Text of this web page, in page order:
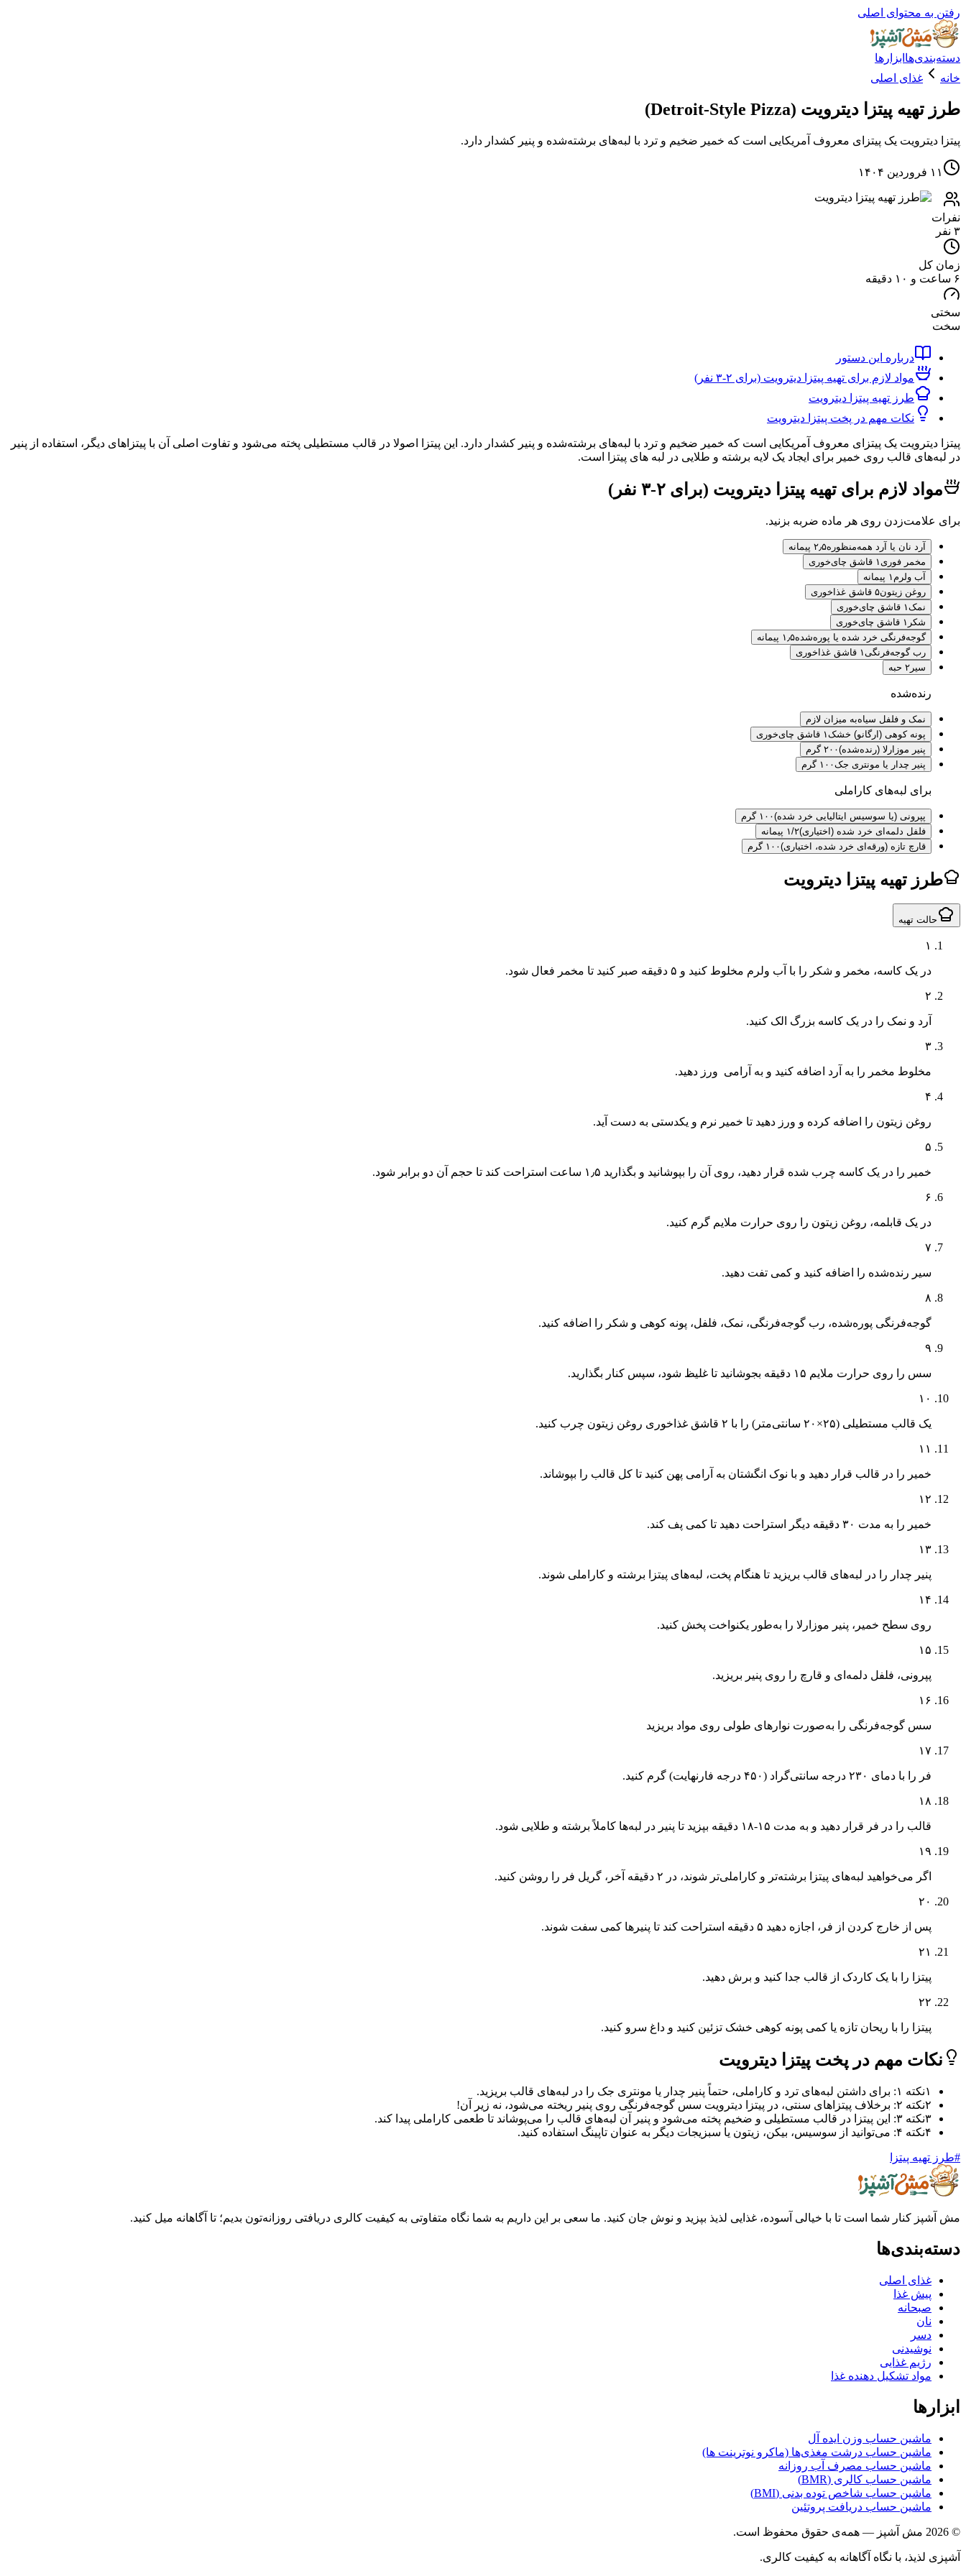
رفتن به محتوای اصلی
دسته‌بندی‌ها ابزارها
خانه
غذای اصلی
طرز تهیه پیتزا دیترویت (Detroit-Style Pizza)
پیتزا دیترویت یک پیتزای معروف آمریکایی است که خمیر ضخیم و ترد با لبه‌های برشته‌شده و پنیر کشدار دارد.
۱۱ فروردین ۱۴۰۴
نفرات
۳ نفر
زمان کل
۶ ساعت و ۱۰ دقیقه
سختی
سخت
درباره این دستور
مواد لازم برای تهیه پیتزا دیترویت (برای ۲-۳ نفر)
طرز تهیه پیتزا دیترویت
نکات مهم در پخت پیتزا دیترویت
پیتزا دیترویت یک پیتزای معروف آمریکایی است که خمیر ضخیم و ترد با لبه‌های برشته‌شده و پنیر کشدار دارد. این پیتزا اصولا در قالب مستطیلی پخته می‌شود و تفاوت اصلی آن با پیتزاهای دیگر، استفاده از پنیر
در لبه‌های قالب روی خمیر برای ایجاد یک لایه برشته و طلایی در لبه های پیتزا است.
مواد لازم برای تهیه پیتزا دیترویت (برای ۲-۳ نفر)
برای علامت‌زدن روی هر ماده ضربه بزنید.
آرد نان یا آرد همه‌منظوره۲٫۵ پیمانه
مخمر فوری ۱ قاشق چای‌خوری
آب ولرم ۱ پیمانه
روغن زیتون۵ قاشق غذاخوری
نمک۱ قاشق چای‌خوری
شکر ۱ قاشق چای‌خوری
گوجه‌فرنگی خرد شده یا پوره‌شده۱٫۵ پیمانه
رب گوجه‌فرنگی ۱ قاشق غذاخوری
سیر ۲ حبه
رنده‌شده
نمک و فلفل سیاهبه میزان لازم
پونه کوهی (ارگانو) خشک۱ قاشق چای‌خوری
پنیر موزارلا (رنده‌شده)۲۰۰ گرم
پنیر چدار یا مونتری جک۱۰۰ گرم
برای لبه‌های کاراملی
پپرونی (یا سوسیس ایتالیایی خرد شده)۱۰۰ گرم
فلفل دلمه‌ای خرد شده (اختیاری)۱/۲ پیمانه
قارچ تازه (ورقه‌ای خرد شده، اختیاری)۱۰۰ گرم
طرز تهیه پیتزا دیترویت
حالت تهیه
۱
در یک کاسه، مخمر و شکر را با آب ولرم مخلوط کنید و ۵ دقیقه صبر کنید تا مخمر فعال شود.
۲
آرد و نمک را در یک کاسه بزرگ الک کنید.
۳
مخلوط مخمر را به آرد اضافه کنید و به آرامی ورز دهید.
۴
روغن زیتون را اضافه کرده و ورز دهید تا خمیر نرم و یکدستی به دست آید.
۵
خمیر را در یک کاسه چرب شده قرار دهید، روی آن را بپوشانید و بگذارید ۱٫۵ ساعت استراحت کند تا حجم آن دو برابر شود.
۶
در یک قابلمه، روغن زیتون را روی حرارت ملایم گرم کنید.
۷
سیر رنده‌شده را اضافه کنید و کمی تفت دهید.
۸
گوجه‌فرنگی پوره‌شده، رب گوجه‌فرنگی، نمک، فلفل، پونه کوهی و شکر را اضافه کنید.
۹
سس را روی حرارت ملایم ۱۵ دقیقه بجوشانید تا غلیظ شود، سپس کنار بگذارید.
۱۰
یک قالب مستطیلی (۲۵×۲۰ سانتی‌متر) را با ۲ قاشق غذاخوری روغن زیتون چرب کنید.
۱۱
خمیر را در قالب قرار دهید و با نوک انگشتان به آرامی پهن کنید تا کل قالب را بپوشاند.
۱۲
خمیر را به مدت ۳۰ دقیقه دیگر استراحت دهید تا کمی پف کند.
۱۳
پنیر چدار را در لبه‌های قالب بریزید تا هنگام پخت، لبه‌های پیتزا برشته و کاراملی شوند.
۱۴
روی سطح خمیر، پنیر موزارلا را به‌طور یکنواخت پخش کنید.
۱۵
پپرونی، فلفل دلمه‌ای و قارچ را روی پنیر بریزید.
۱۶
سس گوجه‌فرنگی را به‌صورت نوارهای طولی روی مواد بریزید
۱۷
فر را با دمای ۲۳۰ درجه سانتی‌گراد (۴۵۰ درجه فارنهایت) گرم کنید.
۱۸
قالب را در فر قرار دهید و به مدت ۱۵-۱۸ دقیقه بپزید تا پنیر در لبه‌ها کاملاً برشته و طلایی شود.
۱۹
اگر می‌خواهید لبه‌های پیتزا برشته‌تر و کاراملی‌تر شوند، در ۲ دقیقه آخر، گریل فر را روشن کنید.
۲۰
پس از خارج کردن از فر، اجازه دهید ۵ دقیقه استراحت کند تا پنیرها کمی سفت شوند.
۲۱
پیتزا را با یک کاردک از قالب جدا کنید و برش دهید.
۲۲
پیتزا را با ریحان تازه یا کمی پونه کوهی خشک تزئین کنید و داغ سرو کنید.
نکات مهم در پخت پیتزا دیترویت
۱نکته ۱: برای داشتن لبه‌های ترد و کاراملی، حتماً پنیر چدار یا مونتری جک را در لبه‌های قالب بریزید.
۲نکته ۲: برخلاف پیتزاهای سنتی، در پیتزا دیترویت سس گوجه‌فرنگی روی پنیر ریخته می‌شود، نه زیر آن!
۳نکته ۳: این پیتزا در قالب مستطیلی و ضخیم پخته می‌شود و پنیر آن لبه‌های قالب را می‌پوشاند تا طعمی کاراملی پیدا کند.
۴نکته ۴: می‌توانید از سوسیس، بیکن، زیتون یا سبزیجات دیگر به عنوان تاپینگ استفاده کنید.
#طرز تهیه پیتزا
مش آشپز کنار شما است تا با خیالی آسوده، غذایی لذیذ بپزید و نوش جان کنید. ما سعی بر این داریم به شما نگاه متفاوتی به کیفیت کالری دریافتی روزانه‌تون بدیم؛ تا آگاهانه میل کنید.
دسته‌بندی‌ها
غذای اصلی
پیش غذا
صبحانه
نان
دسر
نوشیدنی
رژیم غذایی
مواد تشکیل دهنده غذا
ابزارها
ماشین حساب وزن ایده آل
ماشین حساب درشت مغذی‌ها (ماکرو نوترینت ها)
ماشین حساب مصرف آب روزانه
ماشین حساب کالری (BMR)
ماشین حساب شاخص توده بدنی (BMI)
ماشین حساب دریافت پروتئین
© 2026 مش آشپز — همه‌ی حقوق محفوظ است.
آشپزی لذیذ، با نگاه آگاهانه به کیفیت کالری.